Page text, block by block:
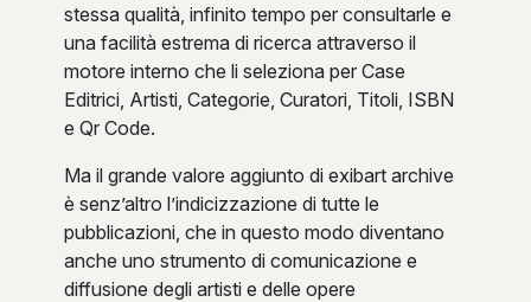
stessa qualità, infinito tempo per consultarle e
una facilità estrema di ricerca attraverso il
motore interno che li seleziona per Case
Editrici, Artisti, Categorie, Curatori, Titoli, ISBN
e Qr Code.
Ma il grande valore aggiunto di exibart archive
è senz’altro l’indicizzazione di tutte le
pubblicazioni, che in questo modo diventano
anche uno strumento di comunicazione e
diffusione degli artisti e delle opere